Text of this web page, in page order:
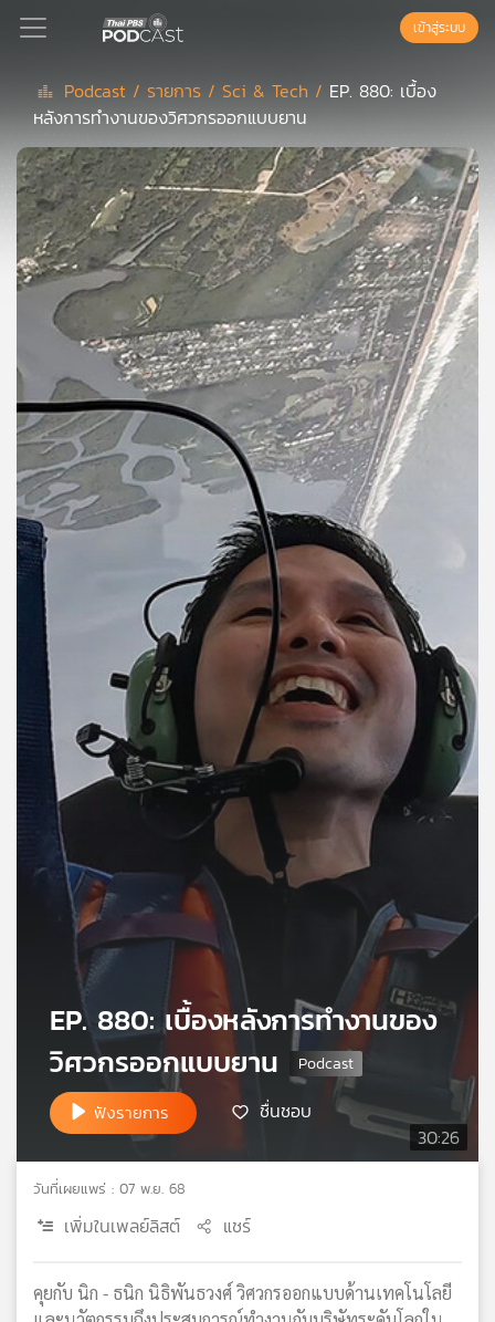
Podcast
เพล
ย์
ลิ
สต์
แนะนำ
เพล
ย์
ลิ
สต์
ของ
คุณ
เพลง
บทความ
กิจกรรม
เครือ
เอส
เครือ
เข้าสู่ระบบ
Podcast / รายการ / Sci & Tech / EP. 880: เบื้อง
หลังการทำงานของวิศวกรออกแบบยาน
30:26
EP. 880: เบื้องหลังการทำงานของ
วิศวกรออกแบบยาน
ฟังรายการ ชื่นชอบ
วันที่เผยแพร่ : 07 พ.ย. 68
เพิ่มในเพลย์ลิสต์ แชร์
คุยกับ นิก - ธนิก นิธิพันธวงศ์ วิศวกรออกแบบด้านเทคโนโลยี